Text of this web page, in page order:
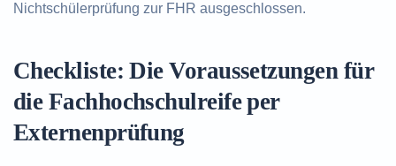
Nichtschülerprüfung zur FHR ausgeschlossen.
Checkliste: Die Voraussetzungen für
die Fachhochschulreife per
Externenprüfung